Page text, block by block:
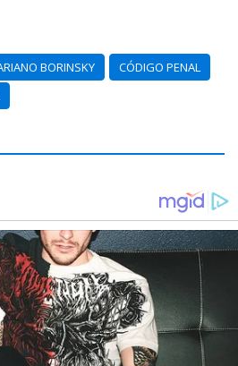
BORINSKY
CÓDIGO PENAL